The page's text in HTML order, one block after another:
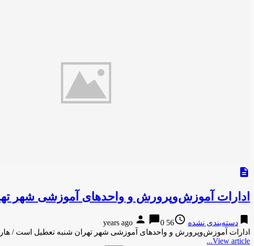
description
ادارات آموزش‌وپرورش و واحدهای آموزشی شهر
bookmark دسته‌بندی نشده access_time
56 years ago
person chat_bubble0
ادارات آموزش‌وپرورش و واحدهای آموزشی شهر تهران شنبه تعطیل است /
View article...